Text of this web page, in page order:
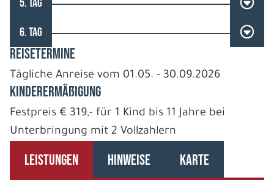
6. TAG
REISETERMINE
Tägliche Anreise vom 01.05. - 30.09.2026
Kinderermäßigung
Festpreis € 319,- für 1 Kind bis 11 Jahre bei
Unterbringung mit 2 Vollzahlern
LEISTUNGEN HINWEISE KARTE